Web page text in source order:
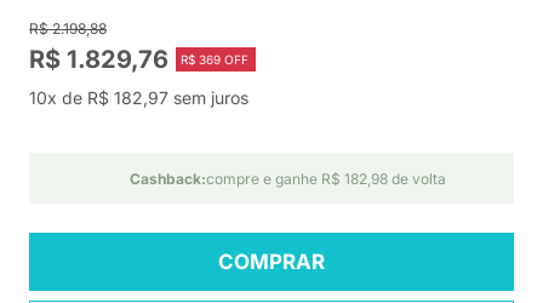
R$ 2.198,88
R$ 1.829,76 R$ 369 OFF
10x de R$ 182,97 sem juros
Cashback:compre e ganhe R$ 182,98 de volta
COMPRAR